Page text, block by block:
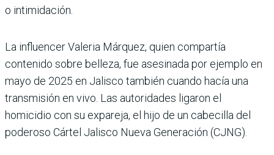
o intimidación.
La influencer Valeria Márquez, quien compartía
contenido sobre belleza, fue asesinada por ejemplo en
mayo de 2025 en Jalisco también cuando hacía una
transmisión en vivo. Las autoridades ligaron el
homicidio con su expareja, el hijo de un cabecilla del
poderoso Cártel Jalisco Nueva Generación (CJNG).